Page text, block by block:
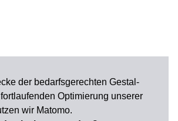
der bedarfsgerechten Gestal­
Optimierung unserer
wir Matomo.